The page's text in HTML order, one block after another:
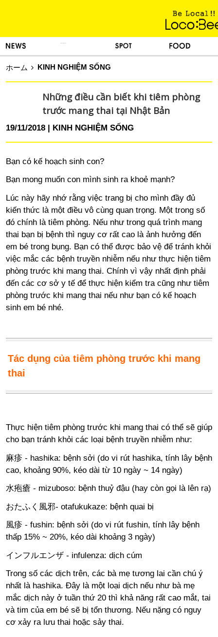
ホーム KINH NGHIỆM SỐNG
Những điều cần biết khi tiêm phòng
trước mang thai tại Nhật Bản
19/11/2018 KINH NGHIỆM SỐNG
Bạn có kế hoạch sinh con?
Bạn mong muốn con mình sinh ra khoẻ mạnh?
Lúc này hãy nhớ rằng việc trang bị cho mình đầy đủ
kiến thức là một điều vô cùng quan trọng. Một trong số
đó chính là tiêm phòng. Nếu như trong quá trình mang
thai bạn bị bệnh thì nguy cơ rất cao là ảnh hưởng đến
em bé trong bụng. Bạn có thể được bảo vệ để tránh khỏi
việc mắc các bệnh truyền nhiễm nếu như thực hiện tiêm
phòng trước khi mang thai. Chính vì vậy nhất định phải
đến các cơ sở y tế để thực hiện kiểm tra cũng như tiêm
phòng trước khi mang thai nếu như bạn có kế hoạch
sinh em bé nhé.
Tác dụng của tiêm phòng trước khi mang
thai
Thực hiện tiêm phòng trước khi mang thai có thể sẽ giúp
cho bạn tránh khỏi các loại bệnh truyền nhiễm như:
麻疹 - hashika: bệnh sởi (do vi rút hashika, tính lây bệnh
cao, khoảng 90%, kéo dài từ 10 ngày ~ 14 ngày)
水疱瘡 - mizuboso: bệnh thuỷ đậu (hay còn gọi là lên rạ)
おたふく風邪- otafukukaze: bệnh quai bị
風疹 - fushin: bệnh sởi (do vi rút fushin, tính lây bệnh
thấp 15% ~ 20%, kéo dài khoảng 3 ngày)
インフルエンザ - infulenza: dịch cúm
Trong số các dịch trên, các bà mẹ tương lai cần chú ý
nhất là hashika. Đây là một loại dịch nếu như bà mẹ
mắc dịch này ở tuần thứ 20 thì khả năng rất cao mắt, tai
và tim của em bé sẽ bị tổn thương. Nếu nặng có nguy
cơ xảy ra lưu thai hoặc sảy thai.